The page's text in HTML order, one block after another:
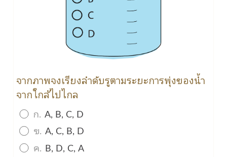
จากภาพจงเรียงลำดับรูตามระยะการพุ่งของน้ำ
จากใกล้ไปไกล
ก. A, B, C, D
ข. A, C, B, D
ค. B, D, C, A